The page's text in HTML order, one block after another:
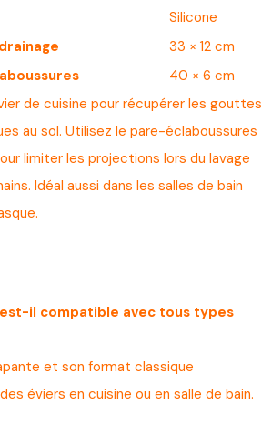
Silicone
33 × 12 cm
40 × 6 cm
de cuisine pour récupérer les gouttes
au sol. Utilisez le pare-éclaboussures
limiter les projections lors du lavage
Idéal aussi dans les salles de bain
il compatible avec tous types
et son format classique
éviers en cuisine ou en salle de bain.